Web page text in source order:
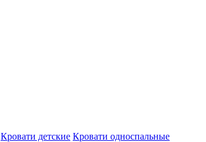
Кровати детские Кровати односпальные